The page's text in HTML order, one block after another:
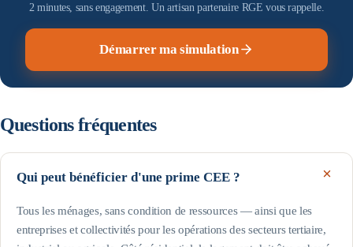
2 minutes, sans engagement. Un artisan partenaire RGE vous rappelle.
Démarrer ma simulation
Questions fréquentes
Qui peut bénéficier d'une prime CEE ?
Tous les ménages, sans condition de ressources — ainsi que les
entreprises et collectivités pour les opérations des secteurs tertiaire,